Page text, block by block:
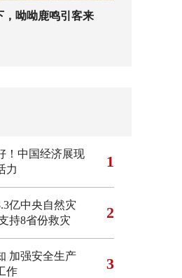
，呦呦鹿鸣引客来
！中国经济展现
力
1
亿中央自然灾
持8省份救灾
2
加强安全生产
作
3